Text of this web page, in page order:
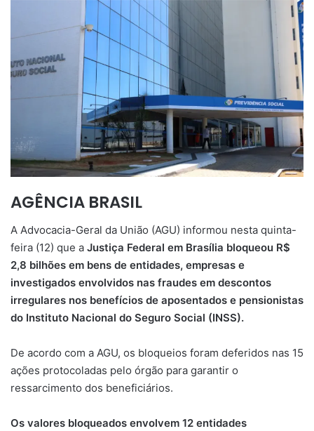
AGÊNCIA BRASIL
A Advocacia-Geral da União (AGU) informou nesta quinta-
feira (12) que a Justiça Federal em Brasília bloqueou R$
2,8 bilhões em bens de entidades, empresas e
investigados envolvidos nas fraudes em descontos
irregulares nos benefícios de aposentados e pensionistas
do Instituto Nacional do Seguro Social (INSS).
De acordo com a AGU, os bloqueios foram deferidos nas 15
ações protocoladas pelo órgão para garantir o
ressarcimento dos beneficiários.
Os valores bloqueados envolvem 12 entidades